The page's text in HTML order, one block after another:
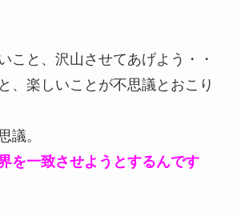
こと、沢山させてあげよう・・
、楽しいことが不思議とおこり
議。
を一致させようとするんです